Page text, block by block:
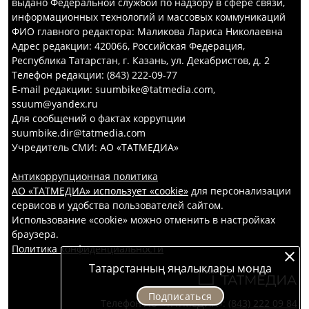
Татарстанның яңалыклары монда
Подписаться
выдано Федеральной службой по надзору в сфере связи,
информационных технологий и массовых коммуникаций
ФИО главного редактора: Маликова Лариса Николаевна
Адрес редакции: 420066, Российская Федерация,
Республика Татарстан, г. Казань, ул. Декабристов, д. 2
Телефон редакции: (843) 222-09-77
E-mail редакции: suumbike@tatmedia.com,
ssuum@yandex.ru
Для сообщений о фактах коррупции
suumbike.dir@tatmedia.com
Учредитель СМИ: АО «ТАТМЕДИА»
Антикоррупционная политика
АО «ТАТМЕДИА» использует «cookie» для персонализации
сервисов и удобства пользователей сайтом.
Использование «cookie» можно отменить в настройках
браузера.
Политика конфиденциальности
Телефон АО «ТАТМЕДИА»: (843) 222 09 84